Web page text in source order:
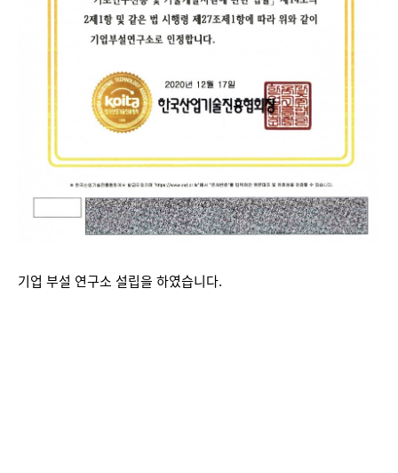
기업 부설 연구소 설립을 하였습니다.